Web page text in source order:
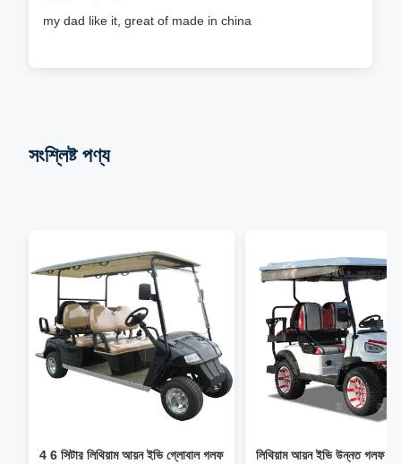
my dad like it, great of made in china
সংশ্লিষ্ট পণ্য
4 6 সিটার লিথিয়াম আয়ন ইভি গ্লোবাল গলফ
লিথিয়াম আয়ন ইভি উন্নত গলফ